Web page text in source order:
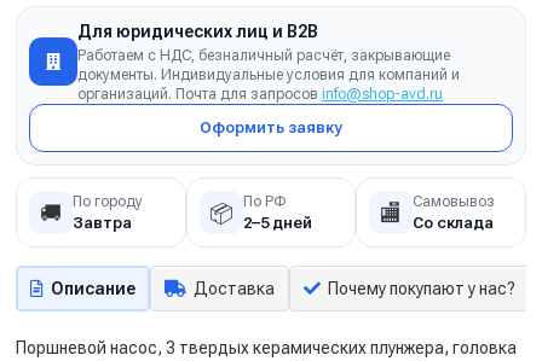
Для юридических лиц и B2B
Работаем с НДС, безналичный расчёт, закрывающие
документы. Индивидуальные условия для компаний и
организаций. Почта для запросов info@shop-avd.ru
Оформить заявку
🚚 По городу
Завтра 📦 По РФ
2–5 дней 🏬 Самовывоз
Со склада
Описание Доставка Почему покупают у нас?
Поршневой насос, 3 твердых керамических плунжера, головка